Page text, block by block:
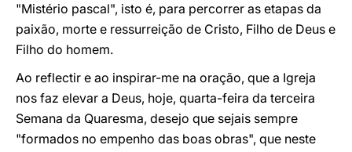
"Mistério pascal", isto é, para percorrer as etapas da
paixão, morte e ressurreição de Cristo, Filho de Deus e
Filho do homem.
Ao reflectir e ao inspirar-me na oração, que a Igreja
nos faz elevar a Deus, hoje, quarta-feira da terceira
Semana da Quaresma, desejo que sejais sempre
"formados no empenho das boas obras", que neste